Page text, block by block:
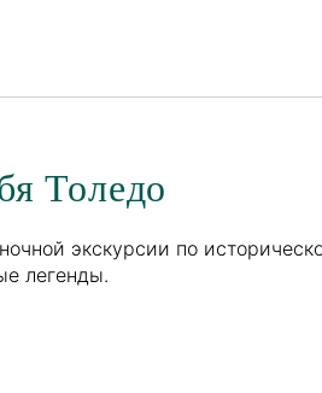
Толедо
экскурсии по
легенды.